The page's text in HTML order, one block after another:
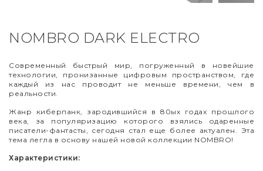
NOMBRO DARK ELECTRO
Современный быстрый мир, погруженный в новейшие
технологии, пронизанные цифровым пространством, где
каждый из нас проводит не меньше времени, чем в
реальности.
Жанр киберпанк, зародившийся в 80ых годах прошлого
века, за популяризацию которого взялись одаренные
писатели-фантасты, сегодня стал еще более актуален. Эта
тема легла в основу нашей новой коллекции NOMBRO!
Характеристики: